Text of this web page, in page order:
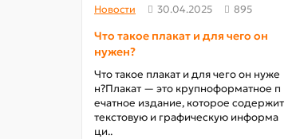
Новости 30.04.2025 895
Что такое плакат и для чего он
нужен?
Что такое плакат и для чего он нуже
н?Плакат — это крупноформатное п
ечатное издание, которое содержит
текстовую и графическую информа
ци..